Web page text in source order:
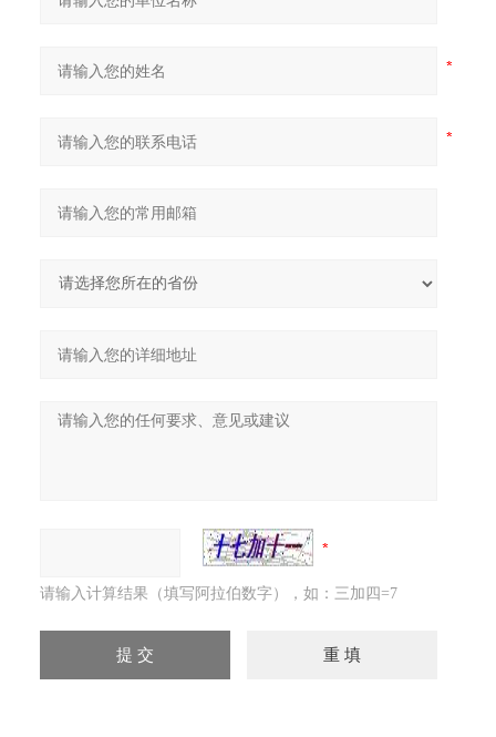
请输入计算结果（填写阿拉伯数字），如：三加四=7